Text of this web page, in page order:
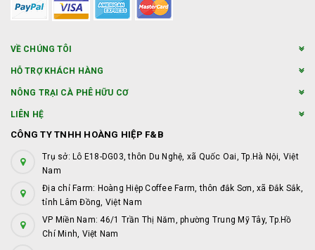
VỀ CHÚNG TÔI
HỖ TRỢ KHÁCH HÀNG
NÔNG TRẠI CÀ PHÊ HỮU CƠ
LIÊN HỆ
CÔNG TY TNHH HOÀNG HIỆP F&B
Trụ sở: Lô E18-DG03, thôn Du Nghệ, xã Quốc Oai, Tp.Hà Nội, Việt
Nam
Địa chỉ Farm: Hoàng Hiệp Coffee Farm, thôn đắk Sơn, xã Đắk Sắk,
tỉnh Lâm Đồng, Việt Nam
VP Miền Nam: 46/1 Trần Thị Năm, phường Trung Mỹ Tây, Tp.Hồ
Chí Minh, Việt Nam